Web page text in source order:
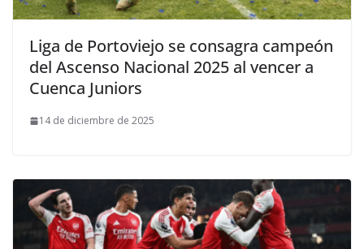
Liga de Portoviejo se consagra campeón
del Ascenso Nacional 2025 al vencer a
Cuenca Juniors
14 de diciembre de 2025